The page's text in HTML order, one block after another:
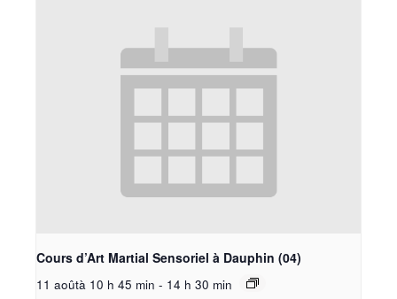
Cours d’Art Martial Sensoriel à Dauphin (04)
11 aoûtà 10 h 45 min - 14 h 30 min